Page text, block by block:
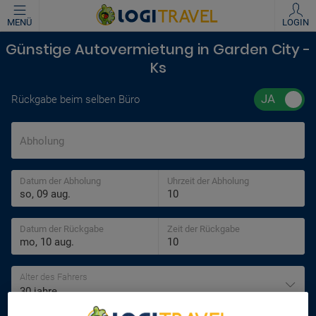
MENÜ LOGIN
Günstige Autovermietung in Garden City -
Ks
Rückgabe beim selben Büro
Abholung
Datum der Abholung Uhrzeit der Abholung
Datum der Rückgabe Zeit der Rückgabe
Alter des Fahrers
30 jahre